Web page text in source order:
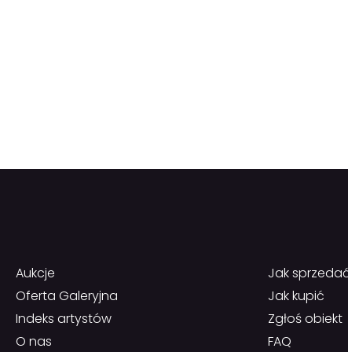
Aukcje
Oferta Galeryjna
Indeks artystów
O nas
Jak
Jak kupić
Zgłoś obiekt
FAQ